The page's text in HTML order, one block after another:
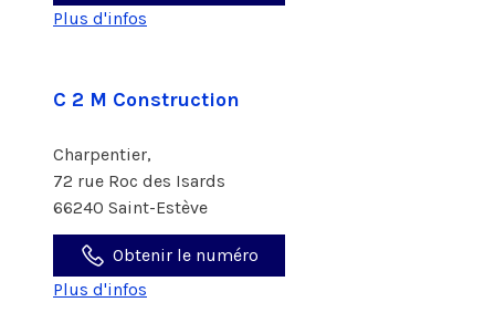
Plus d'infos
C 2 M Construction
Charpentier,
72 rue Roc des Isards
66240 Saint-Estève
Obtenir le numéro
Plus d'infos